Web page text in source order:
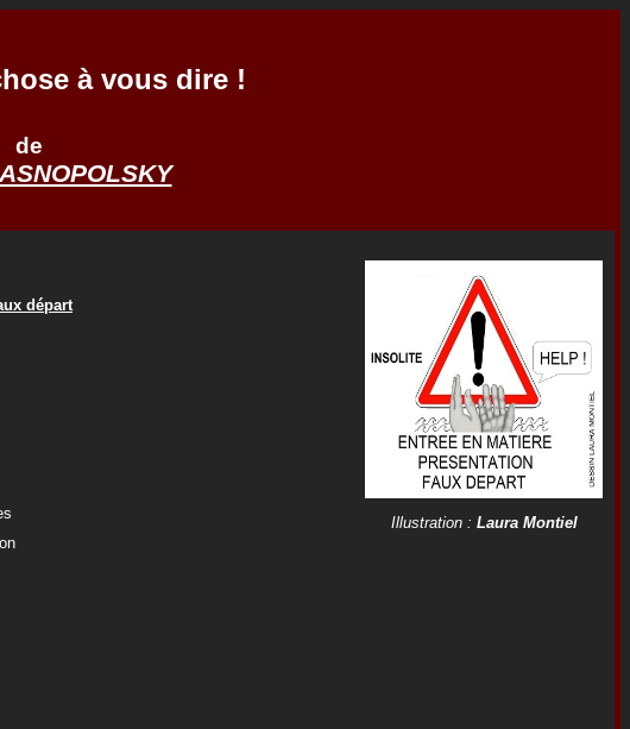
à vous dire !
de
départ
Illustration : Laura Montiel